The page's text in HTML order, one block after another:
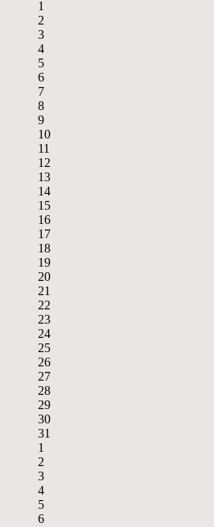
1
2
3
4
5
6
7
8
9
10
11
12
13
14
15
16
17
18
19
20
21
22
23
24
25
26
27
28
29
30
31
1
2
3
4
5
6